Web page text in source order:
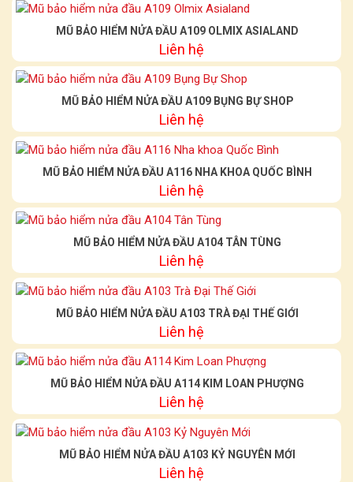
MŨ BẢO HIỂM NỬA ĐẦU A109 OLMIX ASIALAND
Liên hệ
MŨ BẢO HIỂM NỬA ĐẦU A109 BỤNG BỰ SHOP
Liên hệ
MŨ BẢO HIỂM NỬA ĐẦU A116 NHA KHOA QUỐC BÌNH
Liên hệ
MŨ BẢO HIỂM NỬA ĐẦU A104 TÂN TÙNG
Liên hệ
MŨ BẢO HIỂM NỬA ĐẦU A103 TRÀ ĐẠI THẾ GIỚI
Liên hệ
MŨ BẢO HIỂM NỬA ĐẦU A114 KIM LOAN PHƯỢNG
Liên hệ
MŨ BẢO HIỂM NỬA ĐẦU A103 KỶ NGUYÊN MỚI
Liên hệ